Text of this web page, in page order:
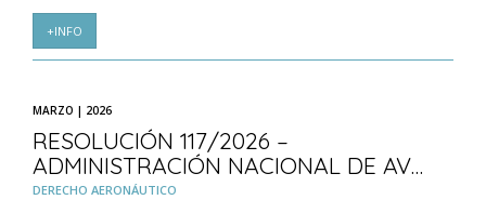
+INFO
MARZO | 2026
RESOLUCIÓN 117/2026 –
ADMINISTRACIÓN NACIONAL DE AV…
DERECHO AERONÁUTICO